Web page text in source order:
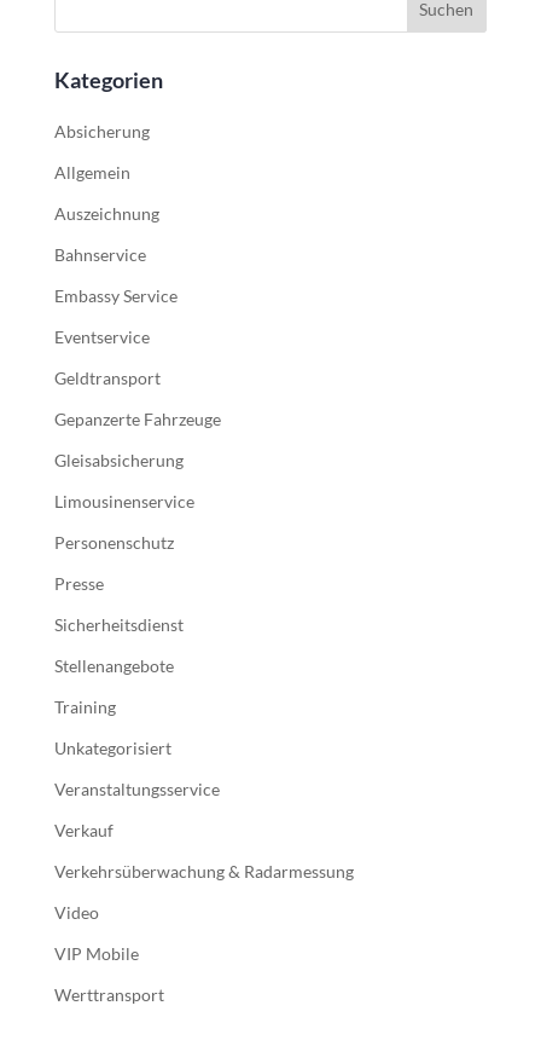
Kategorien
Absicherung
Allgemein
Auszeichnung
Bahnservice
Embassy Service
Eventservice
Geldtransport
Gepanzerte Fahrzeuge
Gleisabsicherung
Limousinenservice
Personenschutz
Presse
Sicherheitsdienst
Stellenangebote
Training
Unkategorisiert
Veranstaltungsservice
Verkauf
Verkehrsüberwachung & Radarmessung
Video
VIP Mobile
Werttransport